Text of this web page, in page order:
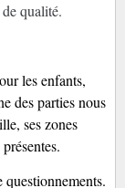
qualité.
les enfants,
des parties nous
ses zones
questionnements.